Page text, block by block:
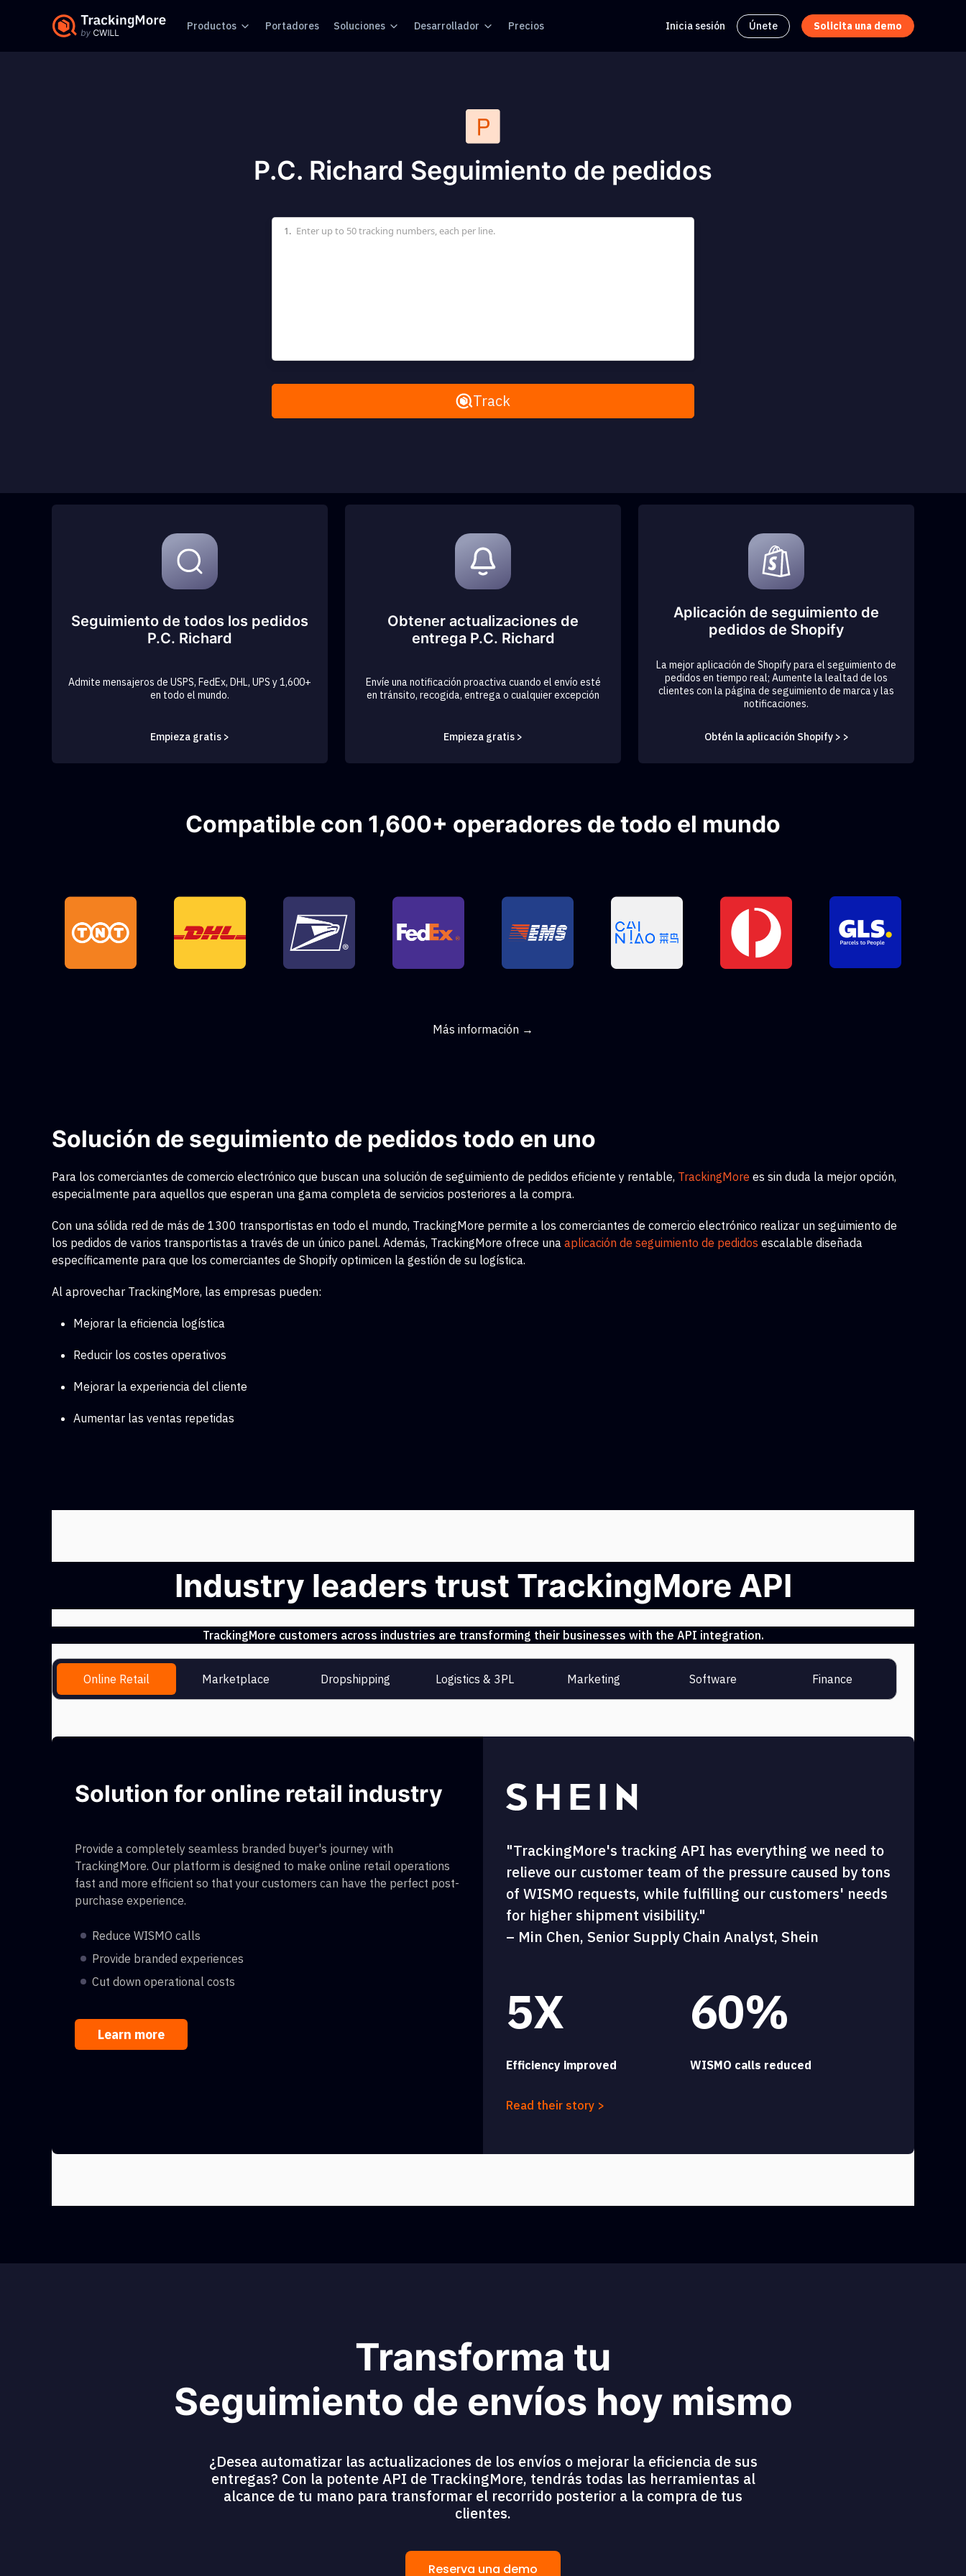
Productos Portadores Soluciones Desarrollador Precios Inicia sesión Únete Solicita una demo
P.C. Richard Seguimiento de pedidos
Enter up to 50 tracking numbers, each per line.
1.
Remove AllTrack
Seguimiento de todos los pedidos
P.C. Richard
Admite mensajeros de USPS, FedEx, DHL, UPS y 1,600+
en todo el mundo.
Empieza gratis >
Obtener actualizaciones de
entrega P.C. Richard
Envíe una notificación proactiva cuando el envío esté
en tránsito, recogida, entrega o cualquier excepción
Empieza gratis >
Aplicación de seguimiento de
pedidos de Shopify
La mejor aplicación de Shopify para el seguimiento de
pedidos en tiempo real; Aumente la lealtad de los
clientes con la página de seguimiento de marca y las
notificaciones.
Obtén la aplicación Shopify > >
Compatible con 1,600+ operadores de todo el mundo
Más información →
Solución de seguimiento de pedidos todo en uno
Para los comerciantes de comercio electrónico que buscan una solución de seguimiento de pedidos eficiente y rentable, TrackingMore es sin duda la mejor opción,
especialmente para aquellos que esperan una gama completa de servicios posteriores a la compra.
Con una sólida red de más de 1300 transportistas en todo el mundo, TrackingMore permite a los comerciantes de comercio electrónico realizar un seguimiento de
los pedidos de varios transportistas a través de un único panel. Además, TrackingMore ofrece una aplicación de seguimiento de pedidos escalable diseñada
específicamente para que los comerciantes de Shopify optimicen la gestión de su logística.
Al aprovechar TrackingMore, las empresas pueden:
Mejorar la eficiencia logística
Reducir los costes operativos
Mejorar la experiencia del cliente
Aumentar las ventas repetidas
Industry leaders trust TrackingMore API
TrackingMore customers across industries are transforming their businesses with the API integration.
Online Retail Marketplace Dropshipping Logistics & 3PL Marketing Software Finance
Solution for online retail industry
Provide a completely seamless branded buyer's journey with
TrackingMore. Our platform is designed to make online retail operations
fast and more efficient so that your customers can have the perfect post-
purchase experience.
Reduce WISMO calls
Provide branded experiences
Cut down operational costs
Learn more
"TrackingMore's tracking API has everything we need to
relieve our customer team of the pressure caused by tons
of WISMO requests, while fulfilling our customers' needs
for higher shipment visibility."
– Min Chen, Senior Supply Chain Analyst, Shein
5X
Efficiency improved
60%
WISMO calls reduced
Read their story >
Transforma tu
Seguimiento de envíos hoy mismo
¿Desea automatizar las actualizaciones de los envíos o mejorar la eficiencia de sus
entregas? Con la potente API de TrackingMore, tendrás todas las herramientas al
alcance de tu mano para transformar el recorrido posterior a la compra de tus
clientes.
Reserva una demo